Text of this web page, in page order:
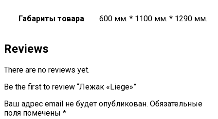
Габариты товара 600 мм. * 1100 мм. * 1290 мм.
Reviews
There are no reviews yet.
Be the first to review “Лежак «Liege»”
Ваш адрес email не будет опубликован. Обязательные
поля помечены *